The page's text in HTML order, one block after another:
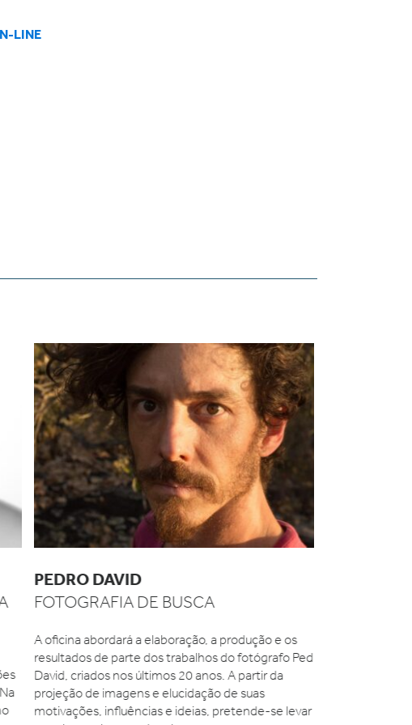
LINE
PEDRO DAVID
FOTOGRAFIA DE BUSCA
A oficina abordará a elaboração, a produção e os
resultados de parte dos trabalhos do fotógrafo Pedro
David, criados nos últimos 20 anos. A partir da
projeção de imagens e elucidação de suas
motivações, influências e ideias, pretende-se levar